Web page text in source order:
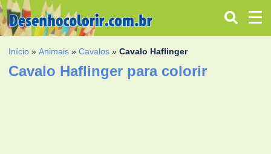
Início »Animais »Cavalos »Cavalo Haflinger
Cavalo Haflinger para colorir